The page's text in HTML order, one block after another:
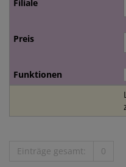
Einträge gesamt: 0